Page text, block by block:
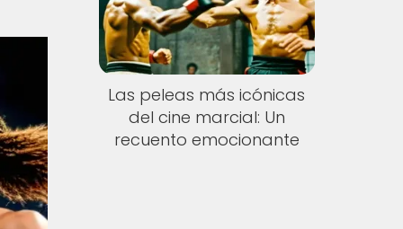
Las peleas más icónicas
del cine marcial: Un
recuento emocionante